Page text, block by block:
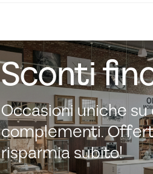
Sconti
Occasioni uniche
complementi.
risparmia subito!